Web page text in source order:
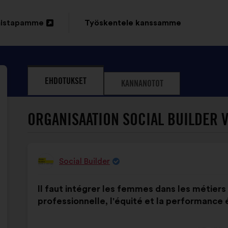
Työskentele kanssamme
EHDOTUKSET KANNANOTOT
ORGANISAATION SOCIAL BUILDER
Ehdotus
Social Builder
sisältö:
Il faut intégrer les femmes dans les
professionnelle, l'équité et la performance
jakautuminen: